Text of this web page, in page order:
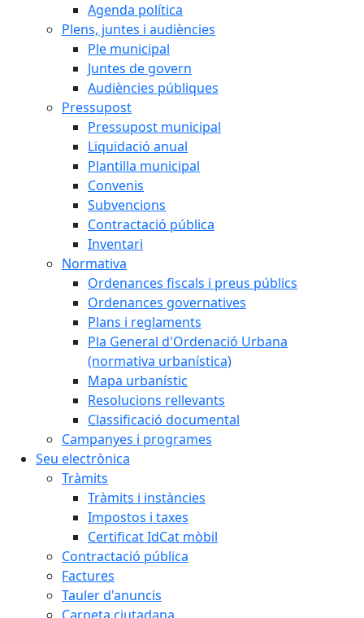
Agenda política
Plens, juntes i audiències
Ple municipal
Juntes de govern
Audiències públiques
Pressupost
Pressupost municipal
Liquidació anual
Plantilla municipal
Convenis
Subvencions
Contractació pública
Inventari
Normativa
Ordenances fiscals i preus públics
Ordenances governatives
Plans i reglaments
Pla General d'Ordenació Urbana
(normativa urbanística)
Mapa urbanístic
Resolucions rellevants
Classificació documental
Campanyes i programes
Seu electrònica
Tràmits
Tràmits i instàncies
Impostos i taxes
Certificat IdCat mòbil
Contractació pública
Factures
Tauler d'anuncis